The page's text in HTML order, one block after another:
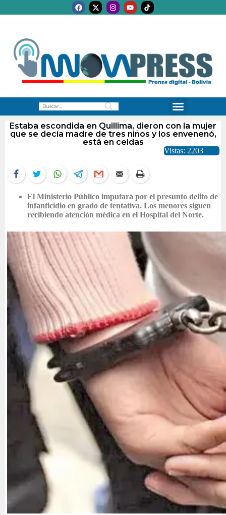
Estaba escondida en Quillima, dieron con la mujer
que se decía madre de tres niños y los envenenó,
está en celdas
Vistas: 2203
El Ministerio Público imputará por el presunto delito de
infanticidio en grado de tentativa. Los menores siguen
recibiendo atención médica en el Hospital del Norte.